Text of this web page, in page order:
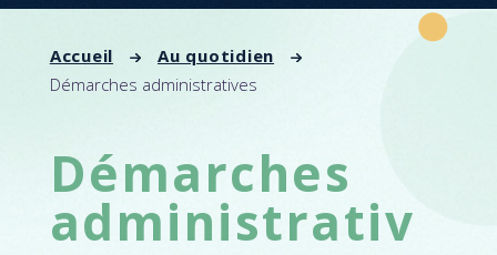
Accueil
Au quotidien
Démarches administratives
Démarches
administrativ